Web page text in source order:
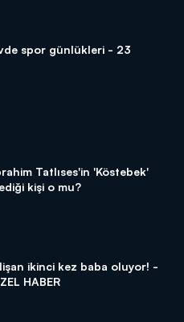
spor günlükleri - 23
Tatlıses'in 'Köstebek'
kişi o mu?
ikinci kez baba oluyor! -
HABER